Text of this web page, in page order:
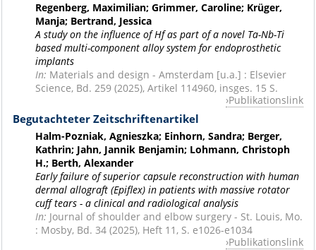
Regenberg, Maximilian; Grimmer, Caroline; Krüger,
Manja; Bertrand, Jessica
A study on the influence of Hf as part of a novel Ta-Nb-Ti
based multi-component alloy system for endoprosthetic
implants
In: Materials and design - Amsterdam [u.a.] : Elsevier
Science, Bd. 259 (2025), Artikel 114960, insges. 15 S.
Publikationslink
Begutachteter Zeitschriftenartikel
Halm-Pozniak, Agnieszka; Einhorn, Sandra; Berger,
Kathrin; Jahn, Jannik Benjamin; Lohmann, Christoph
H.; Berth, Alexander
Early failure of superior capsule reconstruction with human
dermal allograft (Epiflex) in patients with massive rotator
cuff tears - a clinical and radiological analysis
In: Journal of shoulder and elbow surgery - St. Louis, Mo.
: Mosby, Bd. 34 (2025), Heft 11, S. e1026-e1034
Publikationslink